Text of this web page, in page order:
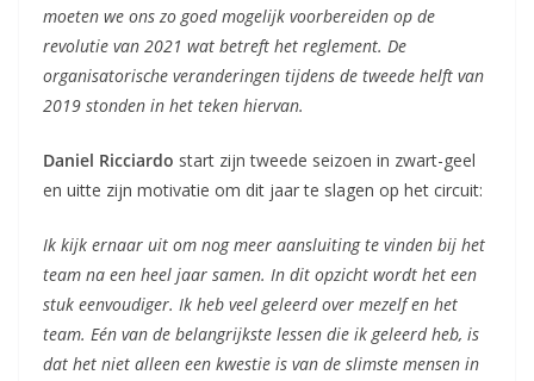
moeten we ons zo goed mogelijk voorbereiden op de
revolutie van 2021 wat betreft het reglement. De
organisatorische veranderingen tijdens de tweede helft van
2019 stonden in het teken hiervan.
Daniel Ricciardo start zijn tweede seizoen in zwart-geel
en uitte zijn motivatie om dit jaar te slagen op het circuit:
Ik kijk ernaar uit om nog meer aansluiting te vinden bij het
team na een heel jaar samen. In dit opzicht wordt het een
stuk eenvoudiger. Ik heb veel geleerd over mezelf en het
team. Eén van de belangrijkste lessen die ik geleerd heb, is
dat het niet alleen een kwestie is van de slimste mensen in